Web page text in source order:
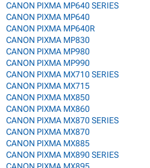
CANON PIXMA MP640 SERIES
CANON PIXMA MP640
CANON PIXMA MP640R
CANON PIXMA MP830
CANON PIXMA MP980
CANON PIXMA MP990
CANON PIXMA MX710 SERIES
CANON PIXMA MX715
CANON PIXMA MX850
CANON PIXMA MX860
CANON PIXMA MX870 SERIES
CANON PIXMA MX870
CANON PIXMA MX885
CANON PIXMA MX890 SERIES
CANON PIXMA MX895